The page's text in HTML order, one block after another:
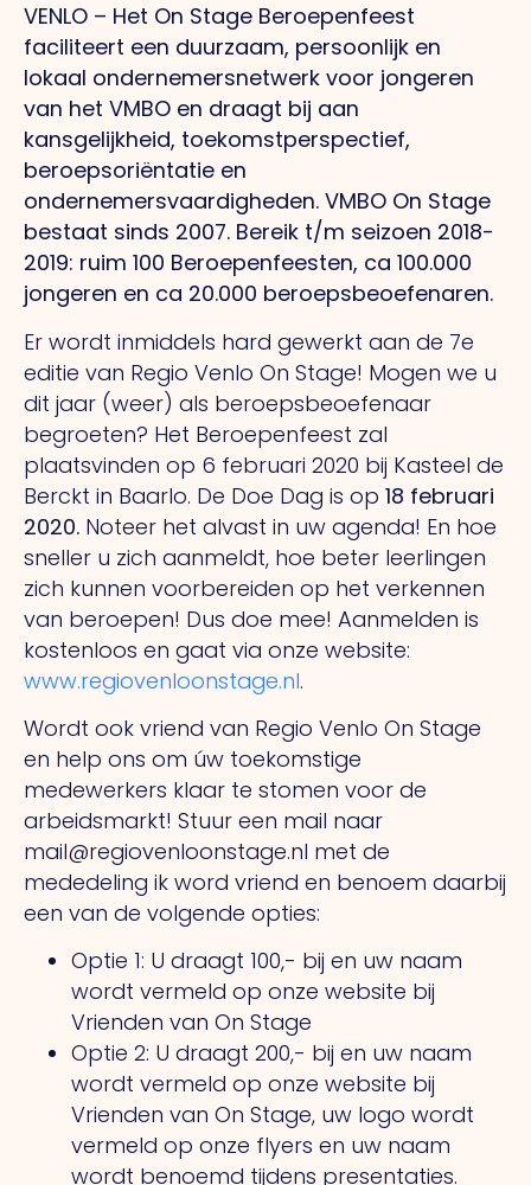
VENLO – Het On Stage Beroepenfeest
faciliteert een duurzaam, persoonlijk en
lokaal ondernemersnetwerk voor jongeren
van het VMBO en draagt bij aan
kansgelijkheid, toekomstperspectief,
beroepsoriëntatie en
ondernemersvaardigheden. VMBO On Stage
bestaat sinds 2007. Bereik t/m seizoen 2018-
2019: ruim 100 Beroepenfeesten, ca 100.000
jongeren en ca 20.000 beroepsbeoefenaren.
Er wordt inmiddels hard gewerkt aan de 7e
editie van Regio Venlo On Stage! Mogen we u
dit jaar (weer) als beroepsbeoefenaar
begroeten? Het Beroepenfeest zal
plaatsvinden op 6 februari 2020 bij Kasteel de
Berckt in Baarlo. De Doe Dag is op 18 februari
2020. Noteer het alvast in uw agenda! En hoe
sneller u zich aanmeldt, hoe beter leerlingen
zich kunnen voorbereiden op het verkennen
van beroepen! Dus doe mee! Aanmelden is
kostenloos en gaat via onze website:
www.regiovenloonstage.nl.
Wordt ook vriend van Regio Venlo On Stage
en help ons om úw toekomstige
medewerkers klaar te stomen voor de
arbeidsmarkt! Stuur een mail naar
mail@regiovenloonstage.nl met de
mededeling ik word vriend en benoem daarbij
een van de volgende opties:
Optie 1: U draagt 100,- bij en uw naam
wordt vermeld op onze website bij
Vrienden van On Stage
Optie 2: U draagt 200,- bij en uw naam
wordt vermeld op onze website bij
Vrienden van On Stage, uw logo wordt
vermeld op onze flyers en uw naam
wordt benoemd tijdens presentaties.